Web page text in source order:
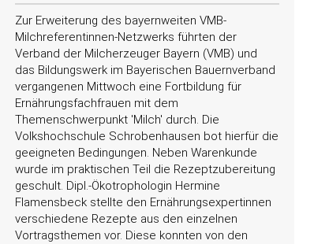
Zur Erweiterung des bayernweiten VMB-
Milchreferentinnen-Netzwerks führten der
Verband der Milcherzeuger Bayern (VMB) und
das Bildungswerk im Bayerischen Bauernverband
vergangenen Mittwoch eine Fortbildung für
Ernährungsfachfrauen mit dem
Themenschwerpunkt 'Milch' durch. Die
Volkshochschule Schrobenhausen bot hierfür die
geeigneten Bedingungen. Neben Warenkunde
wurde im praktischen Teil die Rezeptzubereitung
geschult. Dipl.-Ökotrophologin Hermine
Flamensbeck stellte den Ernährungsexpertinnen
verschiedene Rezepte aus den einzelnen
Vortragsthemen vor. Diese konnten von den